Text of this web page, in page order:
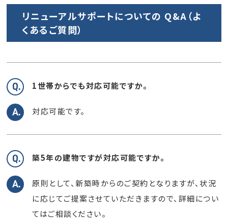
リニューアルサポートについての Q&A（よ
くあるご質問）
1世帯からでも対応可能ですか。
対応可能です。
築5年の建物ですが対応可能ですか。
原則として、新築時からのご契約となりますが、状況
に応じてご提案させていただきますので、詳細につい
てはご相談ください。